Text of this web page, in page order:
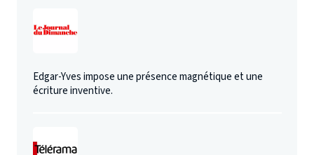
Edgar-Yves impose une présence magnétique et une
écriture inventive.